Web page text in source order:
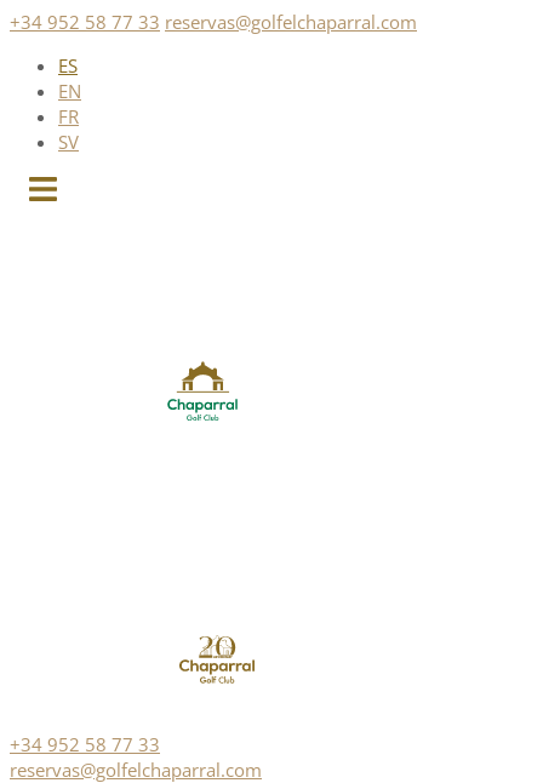
Saltar
contenido
+34 952 58 77 33 reservas@golfelchaparral.com
ES
EN
FR
SV
+34 952 58 77 33
reservas@golfelchaparral.com